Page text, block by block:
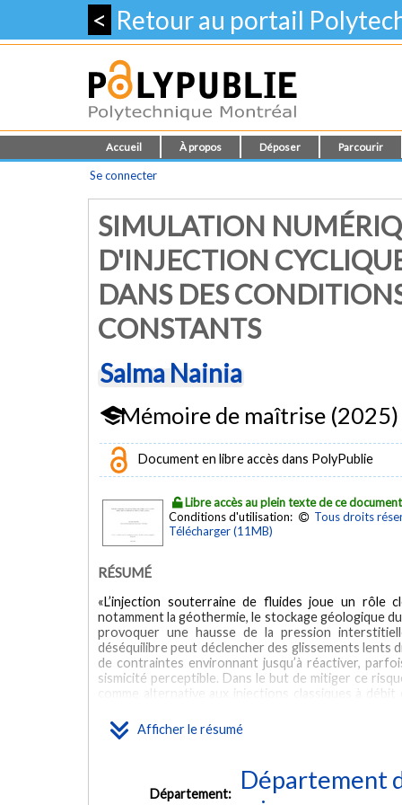
< Retour au portail
Accueil À propos Déposer Parcourir
Se connecter
SIMULATION
D'INJECTION
DANS DES
CONSTANTS
Salma Nainia
Mémoire de maîtrise (2025)
Document en libre accès dans PolyPublie
Libre accès au plein texte de ce document
Conditions d'utilisation:
Tous droits
Télécharger (11MB)
Afficher le résumé
RÉSUMÉ
«L’injection souterraine de fluides joue un rôle
notamment la géothermie, le stockage géologique
provoquer une hausse de la pression
déséquilibre peut déclencher des glissements lents
de contraintes environnant jusqu’à réactiver,
sismicité perceptible. Dans le but de mitiger ce
comme alternative aux injections classiques à
du glissement asismique et sur la propagation
modélisation numérique de ces protocoles
cyclique puis à taux constant dans des conditions
fait varier les paramètres de l’étude ; soient le
phases de repos. La comparaison des deux
Département:
Département